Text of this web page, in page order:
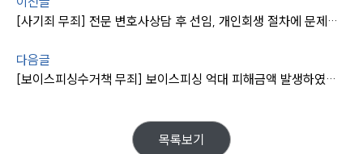
AI대륜
업무사례
사례분석/최신동향
법률정보
[사기죄 무죄] 전문 변호사상담 후 선임, 개인회생 절차에 문제가지 않도록 무죄 받음
다음글
[보이스피싱수거책 무죄] 보이스피싱 억대 피해금액 발생하였으나 밀착변호로 형사처벌 면함
목록보기